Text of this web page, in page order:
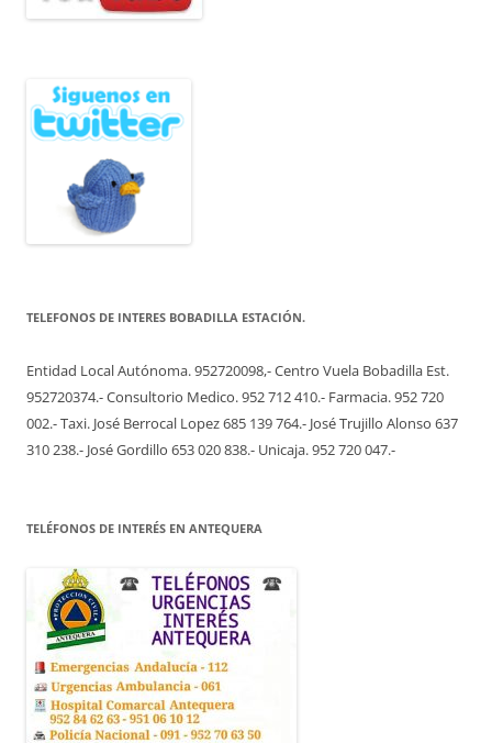
TELEFONOS DE INTERES BOBADILLA ESTACIÓN.
Entidad Local Autónoma. 952720098,- Centro Vuela Bobadilla Est.
952720374.- Consultorio Medico. 952 712 410.- Farmacia. 952 720
002.- Taxi. José Berrocal Lopez 685 139 764.- José Trujillo Alonso 637
310 238.- José Gordillo 653 020 838.- Unicaja. 952 720 047.-
TELÉFONOS DE INTERÉS EN ANTEQUERA